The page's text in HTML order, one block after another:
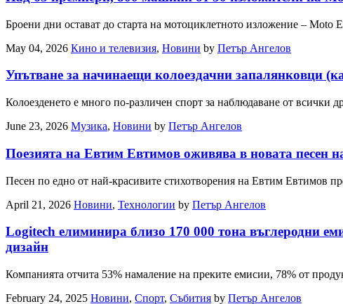
Броени дни остават до старта на мотоциклетното изложение –
May 04, 2026 Кино и телевизия, Новини by Петър Ангелов
Упътване за начинаещи колоездачни запалянковци
Колоезденето е много по-различен спорт за наблюдаване от
June 23, 2026 Музика, Новини by Петър Ангелов
Поезията на Евтим Евтимов оживява в новата песен
Песен по едно от най-красивите стихотворения на Евтим Евтимов
April 21, 2026 Новини, Технологии by Петър Ангелов
Logitech елиминира близо 170 000 тона въглеродни
дизайн
Компанията отчита 53% намаление на преките емисии, 78% от
February 24, 2025 Новини, Спорт, Събития by Петър Ангелов